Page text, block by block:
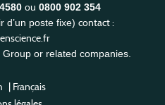
ou 0800 902 354
d’un poste fixe) contact :
or related companies.
| Français